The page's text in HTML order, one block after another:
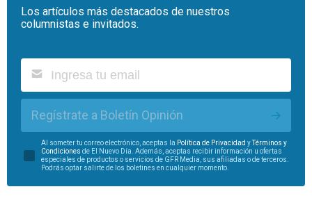
Los artículos más destacados de nuestros
columnistas e invitados.
Regístrate a Boletín Opinión
Al someter tu correo electrónico, aceptas la Política de Privacidad yTérminos y
Condiciones de El Nuevo Día. Además, aceptas recibir información u ofertas
especiales de productos o servicios de GFR Media, sus afiliadas o de terceros.
Podrás optar salirte de los boletines en cualquier momento.